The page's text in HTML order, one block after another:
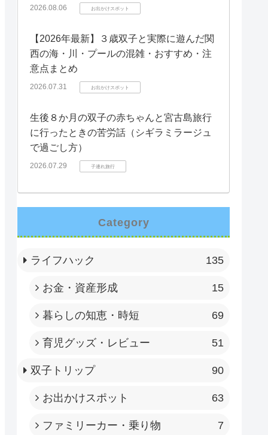
2026.08.06 お出かけスポット
【2026年最新】３歳双子と実際に遊んだ関
西の海・川・プールの混雑・おすすめ・注
意点まとめ
2026.07.31 お出かけスポット
生後８か月の双子の赤ちゃんと宮古島旅行
に行ったときの苦労話（シギラミラージュ
で過ごし方）
2026.07.29 子連れ旅行
Category
ライフハック 135
お金・資産形成 15
暮らしの知恵・時短 69
育児グッズ・レビュー 51
双子トリップ 90
お出かけスポット 63
ファミリーカー・乗り物 7